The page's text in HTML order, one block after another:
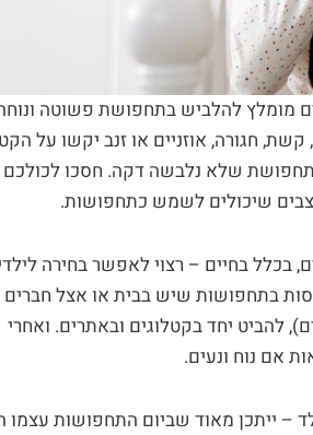
מומלץ להלביש בתחפושת פשוטה
חגורה, אוזניים או זנב יקשו על
שלא נלבשה דקה. חסכו לכולכם
שיכולים לשמש כתחפושות.
בחיים – רצוי לאפשר בחירה
בתחפושות שיש בבית או אצל חברים
להביט יחד בקטלוגים ובאתרים. ואחרי
אם נוח ונעים.
– ייתכן מאוד שביום התחפושות עצמו